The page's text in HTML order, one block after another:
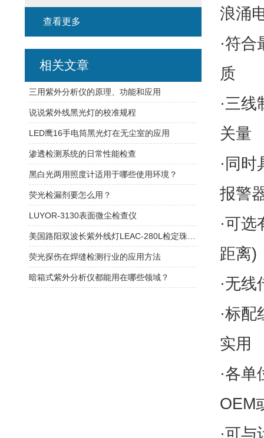
浪涌
·符
质
·三
关量
·同
报警
·可
距离)
·无
·标
实用
·各
OEM
·可
查看更多
相关文章
三用紫外分析仪的原理、功能和应用
说说紫外线黑光灯的校准规程
LED鹰16手电筒黑光灯在无尘室的应用
渗透检测系统的日常性能检查
黑白光两用照度计适用于哪些使用环境？
荧光检漏剂要怎么用？
LUYOR-3130表面微尘检查仪
荧光探伤在焊缝检测行业的应用方法
暗箱式紫外分析仪都能用在哪些领域？